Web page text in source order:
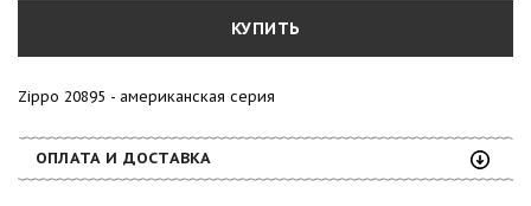
КУПИТЬ
Zippo 20895 - американская серия
ОПЛАТА И ДОСТАВКА